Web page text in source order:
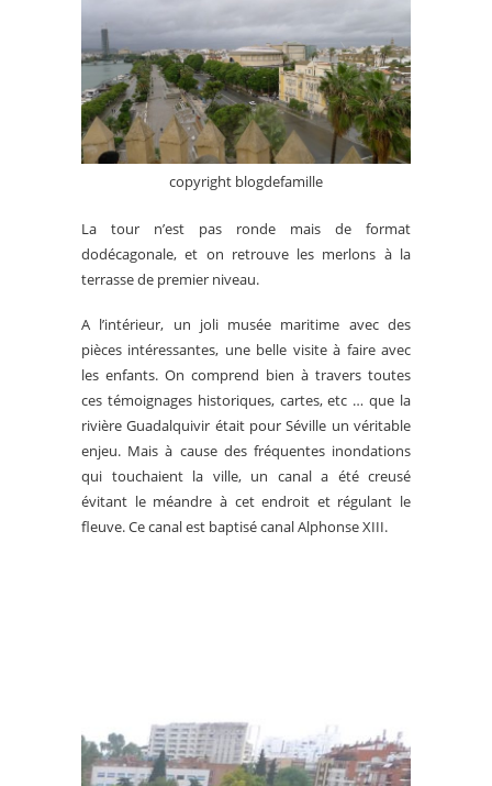
copyright blogdefamille
La tour n’est pas ronde mais de format
dodécagonale, et on retrouve les merlons à la
terrasse de premier niveau.
A l’intérieur, un joli musée maritime avec des
pièces intéressantes, une belle visite à faire avec
les enfants. On comprend bien à travers toutes
ces témoignages historiques, cartes, etc … que la
rivière Guadalquivir était pour Séville un véritable
enjeu. Mais à cause des fréquentes inondations
qui touchaient la ville, un canal a été creusé
évitant le méandre à cet endroit et régulant le
fleuve. Ce canal est baptisé canal Alphonse XIII.